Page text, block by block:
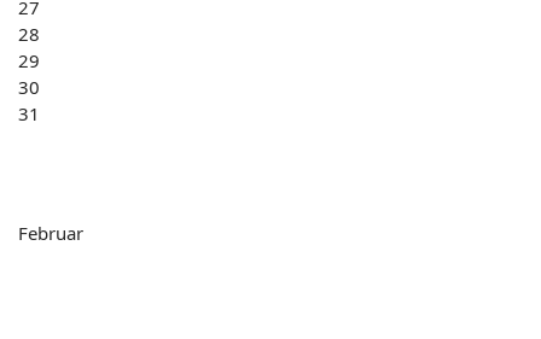
27
28
29
30
31
Februar